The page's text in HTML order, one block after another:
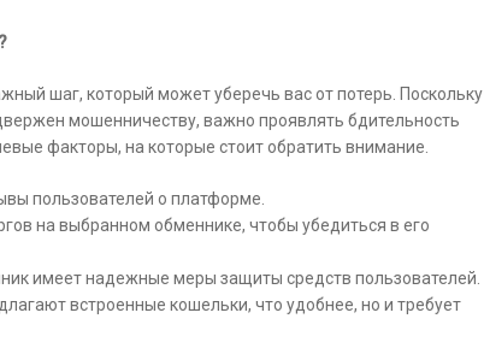
шаг, который может уберечь вас от потерь. Поскольку
мошенничеству, важно проявлять бдительность
факторы, на которые стоит обратить внимание.
пользователей о платформе.
на выбранном обменнике, чтобы убедиться в его
имеет надежные меры защиты средств пользователей.
встроенные кошельки, что удобнее, но и требует